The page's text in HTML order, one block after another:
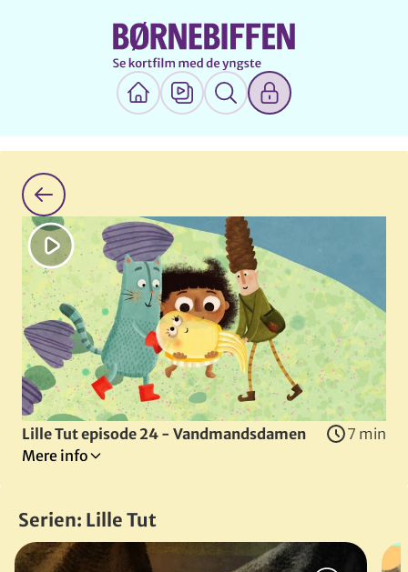
Lille Tut episode 24 - Vandmandsdamen
7 min
Mere info
Venskab
Oplevelser
Naturen
Serien: Lille Tut
Spring bånd over